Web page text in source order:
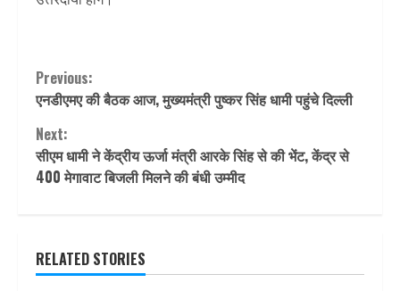
Continue
Reading
Previous:
एनडीएमए की बैठक आज, मुख्यमंत्री पुष्कर सिंह धामी पहुंचे दिल्ली
Next:
सीएम धामी ने केंद्रीय ऊर्जा मंत्री आरके सिंह से की भेंट, केंद्र से
400 मेगावाट बिजली मिलने की बंधी उम्मीद
RELATED STORIES